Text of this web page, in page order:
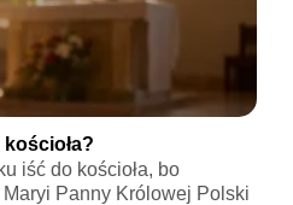
iść do kościoła, bo
Panny Królowej Polski